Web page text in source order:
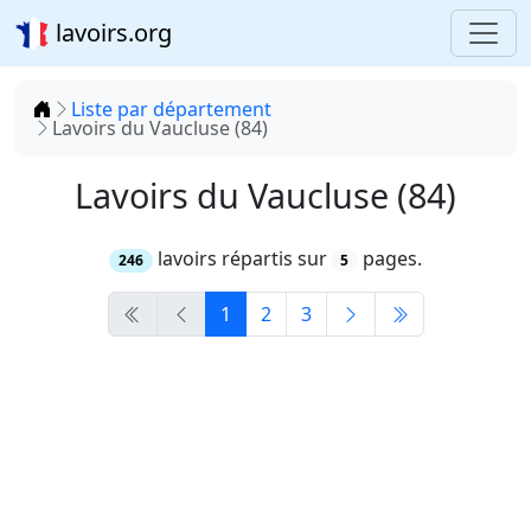
lavoirs.org
Accueil
Liste par département
Lavoirs du Vaucluse (84)
Lavoirs du Vaucluse (84)
246 lavoirs répartis sur 5 pages.
1 2 3